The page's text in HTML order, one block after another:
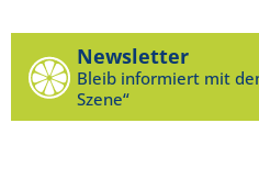
Newsletter
Bleib informiert mit
Szene“